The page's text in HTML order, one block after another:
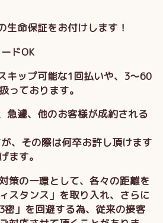
生命保証をお付けします！
ードOK
キップ可能な1回払いや、3～60
っております。
急遽、他のお客様が成約される
、その際は何卒お許し頂けます
ます。
策の一環として、各々の距離を
スタンス」を取り入れ、さらに
密」を回避する為、従来の接客